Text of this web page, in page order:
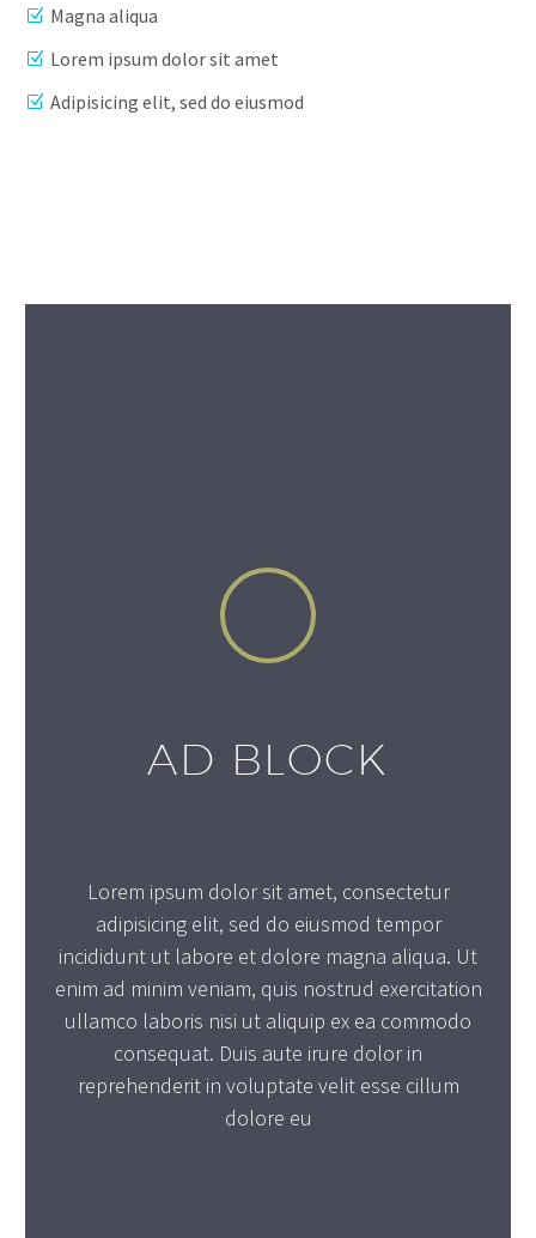
Magna aliqua
Lorem ipsum dolor sit amet
Adipisicing elit, sed do eiusmod
AD BLOCK
Lorem ipsum dolor sit amet, consectetur
adipisicing elit, sed do eiusmod tempor
incididunt ut labore et dolore magna aliqua. Ut
enim ad minim veniam, quis nostrud exercitation
ullamco laboris nisi ut aliquip ex ea commodo
consequat. Duis aute irure dolor in
reprehenderit in voluptate velit esse cillum
dolore eu